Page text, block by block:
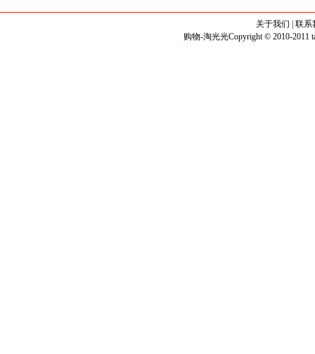
关于我们
联系
购物-淘光光Copyright © 2010-2011